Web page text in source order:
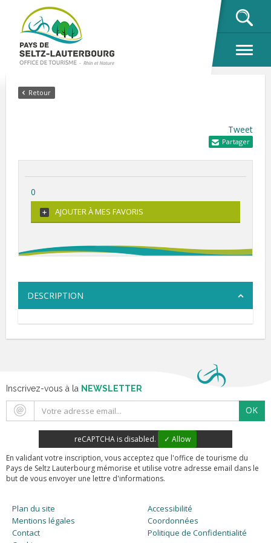
Retour
Tweet
Partager
0
AJOUTER À MES FAVORIS
DESCRIPTION
Inscrivez-vous à la NEWSLETTER
OK
reCAPTCHA is disabled.
✓ Allow
En validant votre inscription, vous acceptez que l'office de tourisme du
Pays de Seltz Lauterbourg mémorise et utilise votre adresse email dans le
but de vous envoyer une lettre d'informations.
Plan du site
Accessibilité
Mentions légales
Coordonnées
Contact
Politique de Confidentialité